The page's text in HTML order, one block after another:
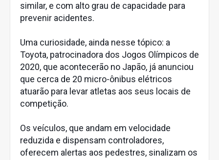
similar, e com alto grau de capacidade para
prevenir acidentes.
Uma curiosidade, ainda nesse tópico: a
Toyota, patrocinadora dos Jogos Olímpicos de
2020, que acontecerão no Japão, já anunciou
que cerca de 20 micro-ônibus elétricos
atuarão para levar atletas aos seus locais de
competição.
Os veículos, que andam em velocidade
reduzida e dispensam controladores,
oferecem alertas aos pedestres, sinalizam os